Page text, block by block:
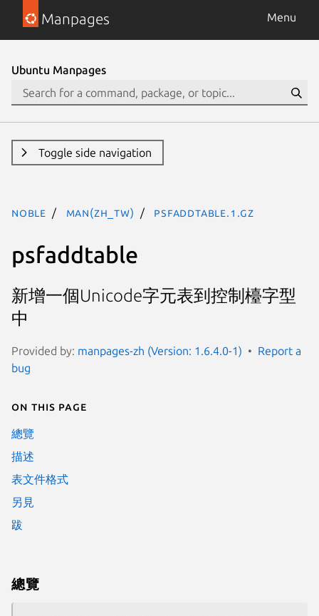
Manpages Menu
Ubuntu Manpages
Toggle side navigation
noble man(zh_TW) psfaddtable.1.gz
psfaddtable
新增一個Unicode字元表到控制檯字型
中
Provided by: manpages-zh (Version: 1.6.4.0-1)
Report a
bug
On this page
總覽
描述
表文件格式
另見
跋
總覽